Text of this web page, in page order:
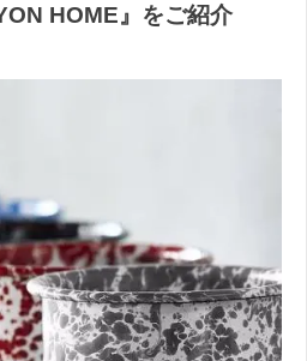
HOME』をご紹介